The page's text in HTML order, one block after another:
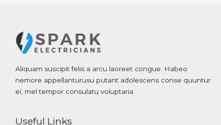
Aliquam suscipit felis a arcu laoreet congue. Habeo
nemore appellanturusu putant adolescens conse quuntur
ei, mel tempor consulatu voluptaria.
Useful Links